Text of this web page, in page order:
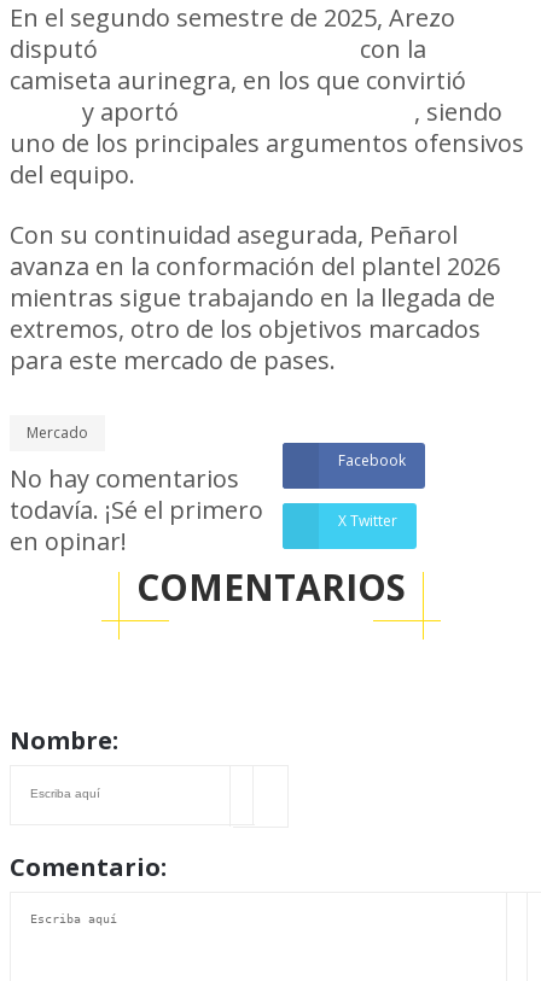
En el segundo semestre de 2025, Arezo
disputó
con la
camiseta aurinegra, en los que convirtió
y aportó
, siendo
uno de los principales argumentos ofensivos
del equipo.
Con su continuidad asegurada, Peñarol
avanza en la conformación del plantel 2026
mientras sigue trabajando en la llegada de
extremos, otro de los objetivos marcados
para este mercado de pases.
Mercado
Facebook
X Twitter
COMENTARIOS
Nombre:
Comentario:
No hay comentarios
todavía. ¡Sé el primero
en opinar!